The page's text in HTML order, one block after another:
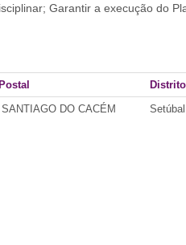
Garantir a execução do
Distrito
DO CACÉM Setúbal